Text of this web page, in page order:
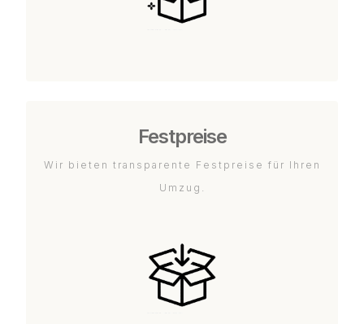
Festpreise
Wir bieten transparente Festpreise für Ihren
Umzug.